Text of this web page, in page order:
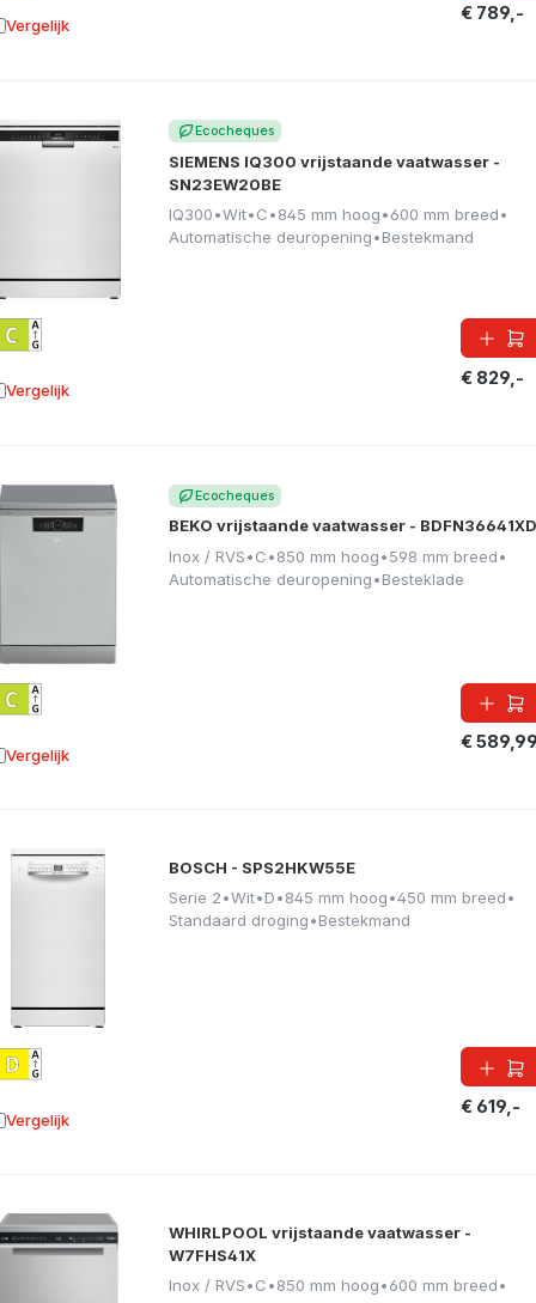
€ 789,-
Vergelijk aan vergelijking
Ecocheques
SIEMENS IQ300 vrijstaande vaatwasser -
SN23EW20BE
IQ300•Wit•C•845 mm hoog•600 mm breed•
Automatische deuropening•Bestekmand
€ 829,-
Vergelijk aan vergelijking
Ecocheques
BEKO vrijstaande vaatwasser - BDFN36641XD
Inox / RVS•C•850 mm hoog•598 mm breed•
Automatische deuropening•Besteklade
€
Vergelijk aan vergelijking
BOSCH - SPS2HKW55E
Serie 2•Wit•D•845 mm hoog•450 mm breed•
Standaard droging•Bestekmand
€ 619,-
Vergelijk aan vergelijking
WHIRLPOOL vrijstaande vaatwasser -
W7FHS41X
Inox / RVS•C•850 mm hoog•600 mm breed•